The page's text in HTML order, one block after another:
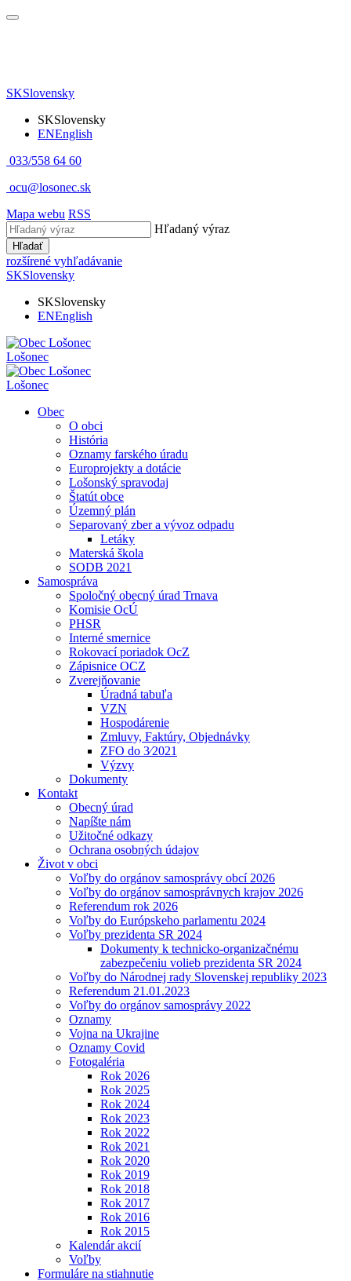
SKSlovensky
SKSlovensky
ENEnglish
033/558 64 60
ocu@losonec.sk
Mapa webu RSS
Hľadaný výraz
Hľadať
rozšírené vyhľadávanie
SKSlovensky
SKSlovensky
ENEnglish
Lošonec
Lošonec
Obec
O obci
História
Oznamy farského úradu
Europrojekty a dotácie
Lošonský spravodaj
Štatút obce
Územný plán
Separovaný zber a vývoz odpadu
Letáky
Materská škola
SODB 2021
Samospráva
Spoločný obecný úrad Trnava
Komisie OcÚ
PHSR
Interné smernice
Rokovací poriadok OcZ
Zápisnice OCZ
Zverejňovanie
Úradná tabuľa
VZN
Hospodárenie
Zmluvy, Faktúry, Objednávky
ZFO do 3⁄2021
Výzvy
Dokumenty
Kontakt
Obecný úrad
Napíšte nám
Užitočné odkazy
Ochrana osobných údajov
Život v obci
Voľby do orgánov samosprávy obcí 2026
Voľby do orgánov samosprávnych krajov 2026
Referendum rok 2026
Voľby do Európskeho parlamentu 2024
Voľby prezidenta SR 2024
Dokumenty k technicko-organizačnému
zabezpečeniu volieb prezidenta SR 2024
Voľby do Národnej rady Slovenskej republiky 2023
Referendum 21.01.2023
Voľby do orgánov samosprávy 2022
Oznamy
Vojna na Ukrajine
Oznamy Covid
Fotogaléria
Rok 2026
Rok 2025
Rok 2024
Rok 2023
Rok 2022
Rok 2021
Rok 2020
Rok 2019
Rok 2018
Rok 2017
Rok 2016
Rok 2015
Kalendár akcií
Voľby
Formuláre na stiahnutie